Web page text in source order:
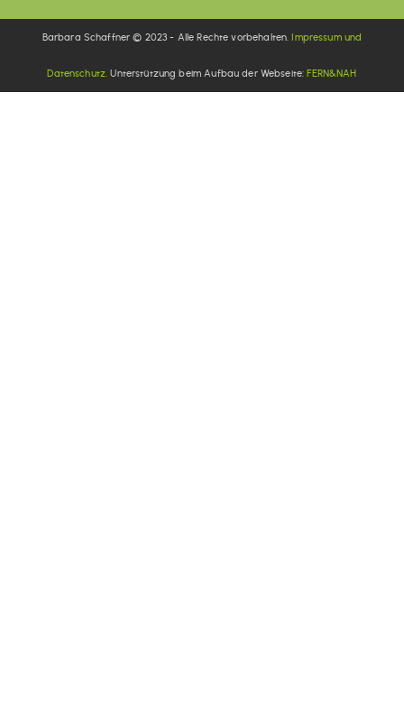
Barbara Schaffner © 2023 - Alle Rechte vorbehalten.Impressum und
Datenschutz. Unterstützung beim Aufbau der Webseite:FERN&NAH